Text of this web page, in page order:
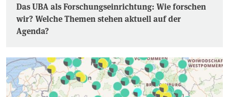
Das UBA als Forschungseinrichtung: Wie forschen
wir? Welche Themen stehen aktuell auf der
Agenda?